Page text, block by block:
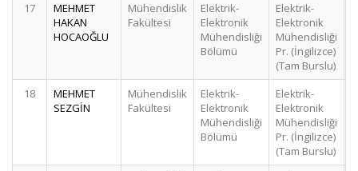
17
MEHMET
HAKAN
HOCAOĞLU
Mühendislik
Fakültesi
Elektrik-
Elektronik
Mühendisliği
Bölümü
Elektrik-
Elektronik
Mühendisliği
Pr. (İngilizce)
(Tam Burslu)
18
MEHMET
SEZGİN
Mühendislik
Fakültesi
Elektrik-
Elektronik
Mühendisliği
Bölümü
Elektrik-
Elektronik
Mühendisliği
Pr. (İngilizce)
(Tam Burslu)